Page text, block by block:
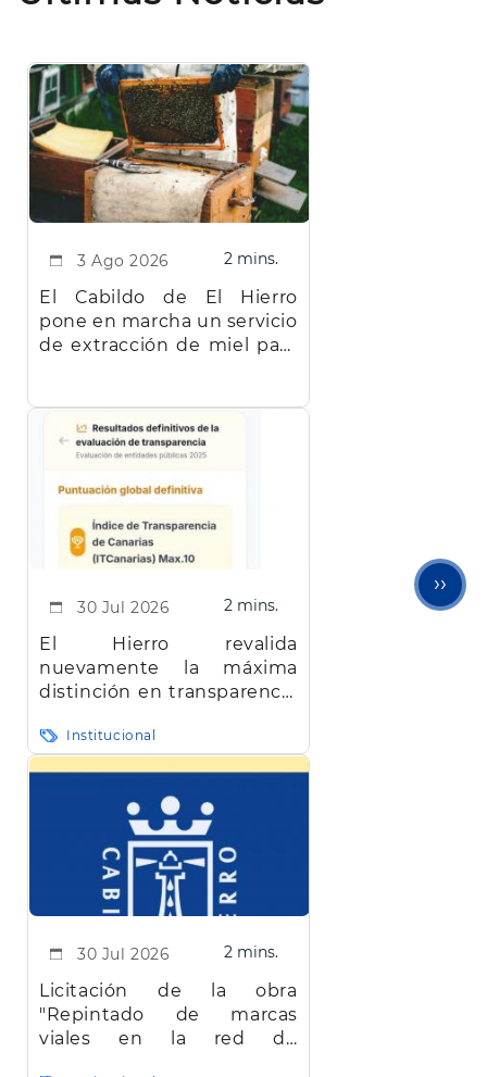
3 Ago 2026 2 mins.
El Cabildo de El Hierro
pone en marcha un servicio
de extracción de miel para
30 Jul 2026 2 mins.
El Hierro revalida
nuevamente la máxima
distinción en transparencia
Institucional
30 Jul 2026 2 mins.
Licitación de la obra
"Repintado de marcas
viales en la red de
››